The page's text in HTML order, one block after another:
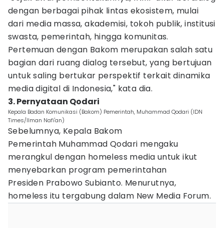
dengan berbagai pihak lintas ekosistem, mulai
dari media massa, akademisi, tokoh publik, institusi
swasta, pemerintah, hingga komunitas.
Pertemuan dengan Bakom merupakan salah satu
bagian dari ruang dialog tersebut, yang bertujuan
untuk saling bertukar perspektif terkait dinamika
media digital di Indonesia," kata dia.
3. Pernyataan Qodari
Kepala Badan Komunikasi (Bakom) Pemerintah, Muhammad Qodari (IDN
Times/Ilman Nafi'an)
Sebelumnya, Kepala Bakom
Pemerintah Muhammad Qodari mengaku
merangkul dengan homeless media untuk ikut
menyebarkan program pemerintahan
Presiden Prabowo Subianto. Menurutnya,
homeless itu tergabung dalam New Media Forum.